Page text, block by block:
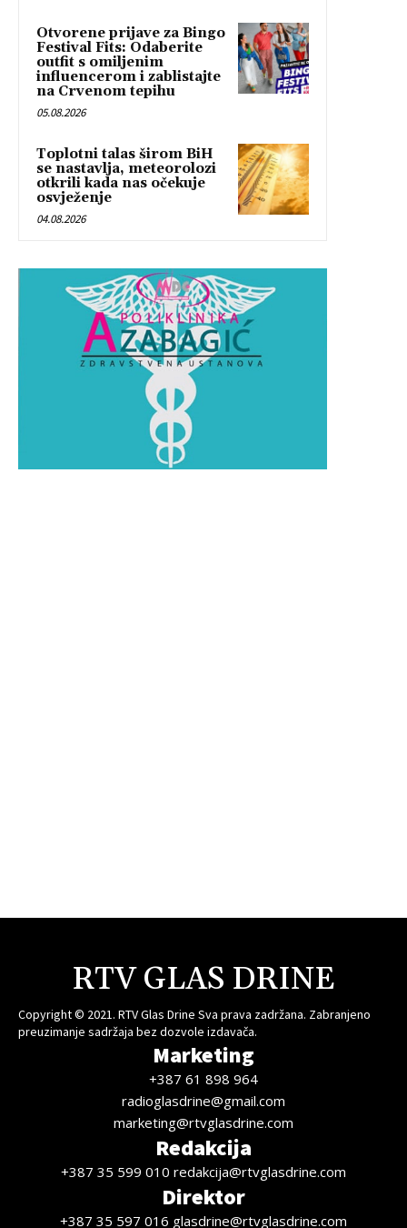
Otvorene prijave za Bingo
Festival Fits: Odaberite
outfit s omiljenim
influencerom i zablistajte
na Crvenom tepihu
05.08.2026
Toplotni talas širom BiH
se nastavlja, meteorolozi
otkrili kada nas očekuje
osvježenje
04.08.2026
RTV GLAS DRINE
Copyright © 2021. RTV Glas Drine Sva prava zadržana. Zabranjeno
preuzimanje sadržaja bez dozvole izdavača.
Marketing
+387 61 898 964
radioglasdrine@gmail.com
marketing@rtvglasdrine.com
Redakcija
+387 35 599 010 redakcija@rtvglasdrine.com
Direktor
+387 35 597 016 glasdrine@rtvglasdrine.com